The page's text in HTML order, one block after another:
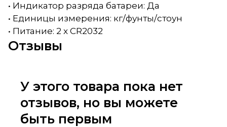
• Индикатор разряда батареи: Да
• Единицы измерения: кг/фунты/стоун
• Питание: 2 x CR2032
Отзывы
У этого товара пока нет
отзывов, но вы можете
быть первым